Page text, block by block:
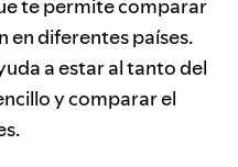
te permite comparar
en diferentes países.
a estar al tanto del
y comparar el